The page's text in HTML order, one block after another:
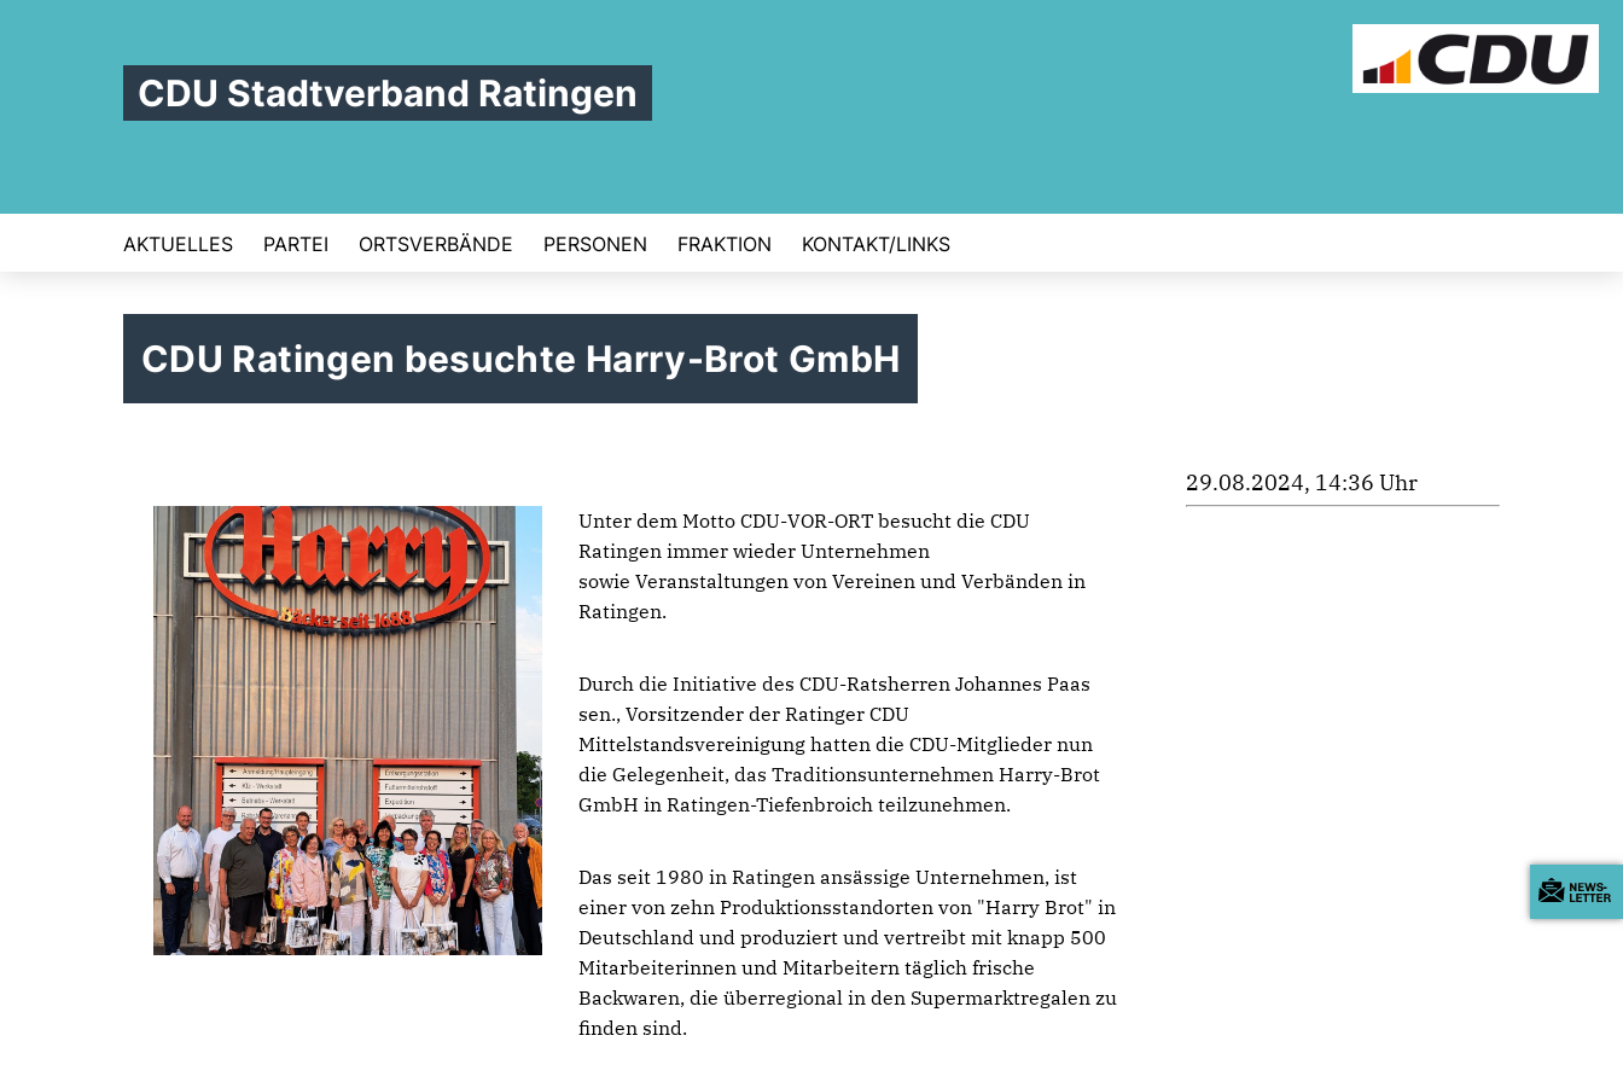
CDU Stadtverband Ratingen
AKTUELLES PARTEI ORTSVERBÄNDE PERSONEN FRAKTION KONTAKT/LINKS
CDU Ratingen besuchte Harry-Brot GmbH
Unter dem Motto CDU-VOR-ORT besucht die CDU
Ratingen immer wieder Unternehmen
sowie Veranstaltungen von Vereinen und Verbänden in
Ratingen.
Durch die Initiative des CDU-Ratsherren Johannes Paas
sen., Vorsitzender der Ratinger CDU
Mittelstandsvereinigung hatten die CDU-Mitglieder nun
die Gelegenheit, das Traditionsunternehmen Harry-Brot
GmbH in Ratingen-Tiefenbroich teilzunehmen.
Das seit 1980 in Ratingen ansässige Unternehmen, ist
einer von zehn Produktionsstandorten von "Harry Brot" in
Deutschland und produziert und vertreibt mit knapp 500
Mitarbeiterinnen und Mitarbeitern täglich frische
Backwaren, die überregional in den Supermarktregalen zu
finden sind.
29.08.2024, 14:36 Uhr